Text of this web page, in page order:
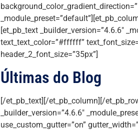
[et_pb_text _builder_version=”4.6.6″
text_text_color=”#ffffff”
header_2_font_size=”35px”]
Últimas do Blog
[/et_pb_text][/et_pb_column][/
_builder_version=”4.6.6″
use_custom_gutter=”on”